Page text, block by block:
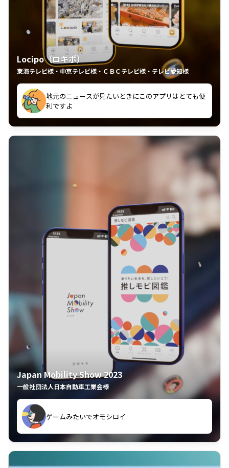
Locipo（ロキポ）
東海テレビ様・中京テレビ様・ＣＢＣテレビ様・テレビ愛知様
中京テレビのおもしろ番組が視聴可能地域外からも見
れるの嬉しいポイント
いつも利用させていただいております！
Japan Mobility Show 2023
一般社団法人日本自動車工業会様
ゲームみたいでオモシロイ
久々のモーターショーがアプリでもっと楽しめました